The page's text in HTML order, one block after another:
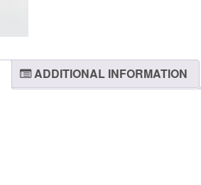
ADDITIONAL INFORMATION